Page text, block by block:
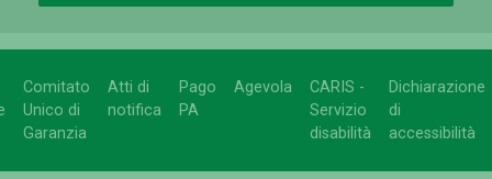
Comitato
Unico di
Garanzia
Atti di
notifica
Pago
PA
Agevola
CARIS -
Servizio
disabilità
Dichiarazione
di
accessibilità